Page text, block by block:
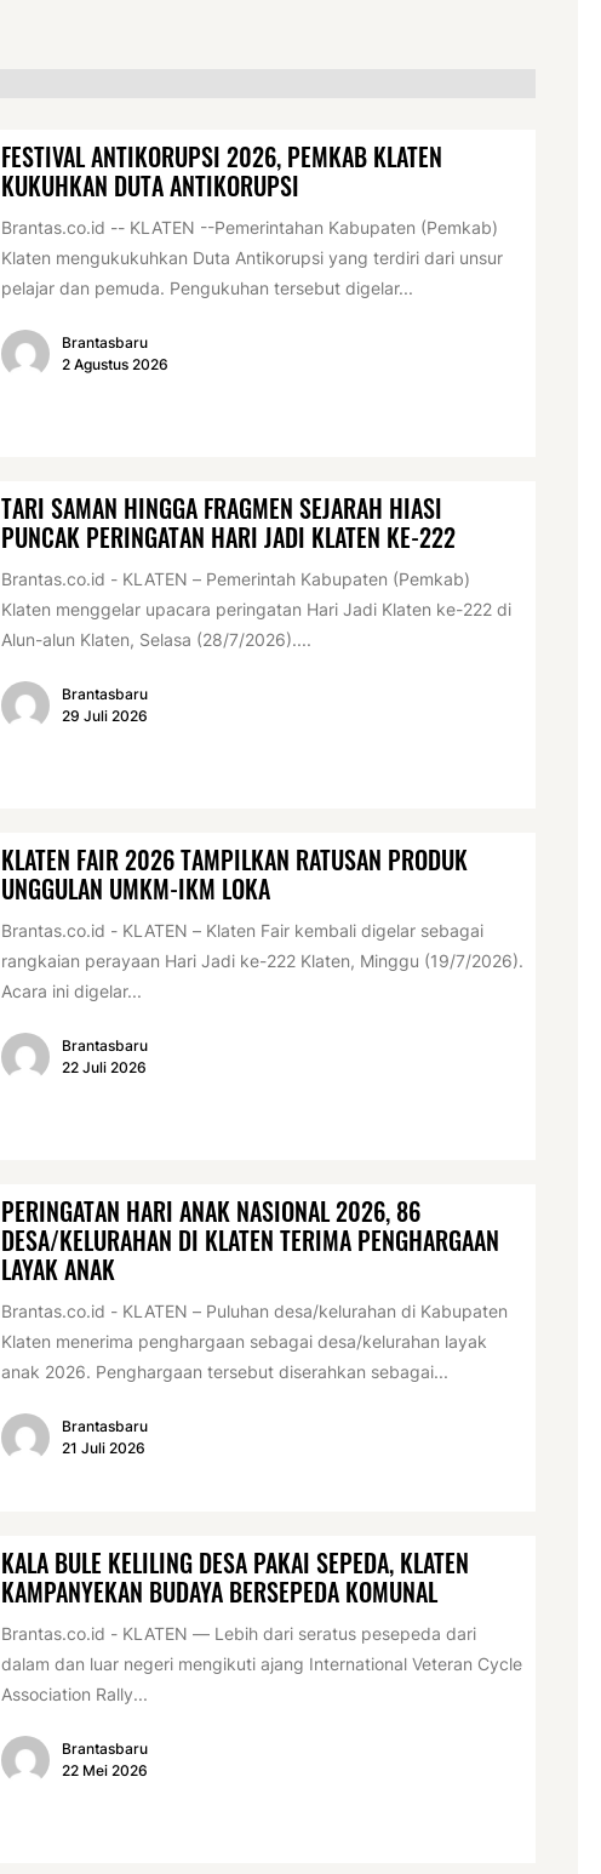
FESTIVAL ANTIKORUPSI 2026, PEMKAB KLATEN
KUKUHKAN DUTA ANTIKORUPSI
Brantas.co.id -- KLATEN --Pemerintahan Kabupaten (Pemkab)
Klaten mengukukuhkan Duta Antikorupsi yang terdiri dari unsur
pelajar dan pemuda. Pengukuhan tersebut digelar...
Brantasbaru
2 Agustus 2026
TARI SAMAN HINGGA FRAGMEN SEJARAH HIASI
PUNCAK PERINGATAN HARI JADI KLATEN KE-222
Brantas.co.id - KLATEN – Pemerintah Kabupaten (Pemkab)
Klaten menggelar upacara peringatan Hari Jadi Klaten ke-222 di
Alun-alun Klaten, Selasa (28/7/2026)....
Brantasbaru
29 Juli 2026
KLATEN FAIR 2026 TAMPILKAN RATUSAN PRODUK
UNGGULAN UMKM-IKM LOKA
Brantas.co.id - KLATEN – Klaten Fair kembali digelar sebagai
rangkaian perayaan Hari Jadi ke-222 Klaten, Minggu (19/7/2026).
Acara ini digelar...
Brantasbaru
22 Juli 2026
PERINGATAN HARI ANAK NASIONAL 2026, 86
DESA/KELURAHAN DI KLATEN TERIMA PENGHARGAAN
LAYAK ANAK
Brantas.co.id - KLATEN – Puluhan desa/kelurahan di Kabupaten
Klaten menerima penghargaan sebagai desa/kelurahan layak
anak 2026. Penghargaan tersebut diserahkan sebagai...
Brantasbaru
21 Juli 2026
KALA BULE KELILING DESA PAKAI SEPEDA, KLATEN
KAMPANYEKAN BUDAYA BERSEPEDA KOMUNAL
Brantas.co.id - KLATEN — Lebih dari seratus pesepeda dari
dalam dan luar negeri mengikuti ajang International Veteran Cycle
Association Rally...
Brantasbaru
22 Mei 2026